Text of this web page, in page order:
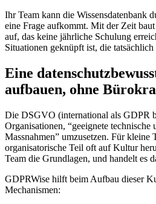
Ihr Team kann die Wissensdatenbank
eine Frage aufkommt. Mit der Zeit
auf, das keine jährliche Schulung
Situationen geknüpft ist, die tatsächlich
Eine
aufbauen, ohne
Die DSGVO (international als GDPR
Organisationen, “geeignete technische
Massnahmen” umzusetzen. Für kleine
organisatorische Teil oft auf Kultur
Team die Grundlagen, und handelt es
GDPRWise hilft beim Aufbau dieser
Mechanismen: